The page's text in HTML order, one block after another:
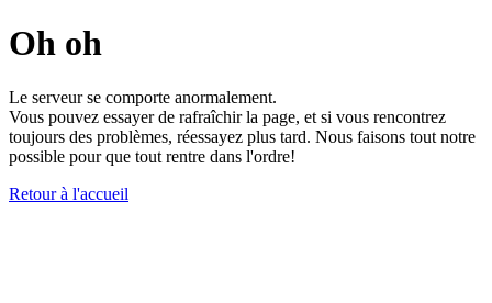
Oh oh
Le serveur se comporte anormalement.
Vous pouvez essayer de rafraîchir la page, et si vous rencontrez
toujours des problèmes, réessayez plus tard. Nous faisons tout notre
possible pour que tout rentre dans l'ordre!
Retour à l'accueil